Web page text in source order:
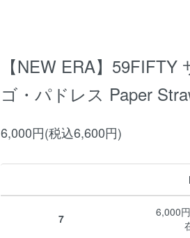
【NEW ERA】59FIFTY
ゴ・パドレス Paper
6,000円(税込6,600円)
7
6,000